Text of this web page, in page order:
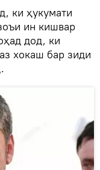
ки ҳукумати
ин кишвар
дод, ки
хокаш бар зиди